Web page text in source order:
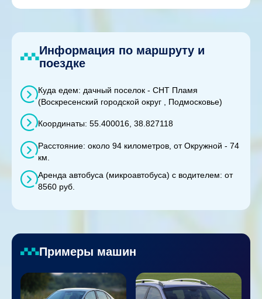
Информация по маршруту и
поездке
Куда едем: дачный поселок - СНТ Пламя
(Воскресенский городской округ , Подмосковье)
Координаты: 55.400016, 38.827118
Расстояние: около 94 километров, от Окружной - 74
км.
Аренда автобуса (микроавтобуса) с водителем: от
8560 руб.
Примеры машин